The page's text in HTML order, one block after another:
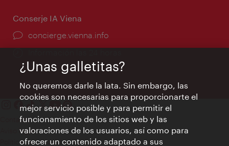
Conserje IA Viena
concierge.vienna.info
Contacto
Aviso legal
Política de privacidad de datos
¿Unas galletitas?
No queremos darle la lata. Sin embargo, las
cookies son necesarias para proporcionarte el
mejor servicio posible y para permitir el
funcionamiento de los sitios web y las
valoraciones de los usuarios, así como para
ofrecer un contenido adaptado a sus